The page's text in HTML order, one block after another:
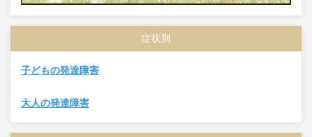
症状別
子どもの発達障害
大人の発達障害